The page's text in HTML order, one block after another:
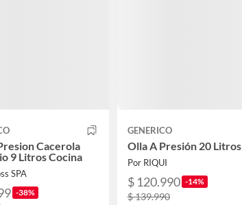
Cacerola
9 Litros Cocina
SPA
-38%
GENERICO
Olla A Presión 20 Litros
Por RIQUI
$ 120.990 -14%
$ 139.990